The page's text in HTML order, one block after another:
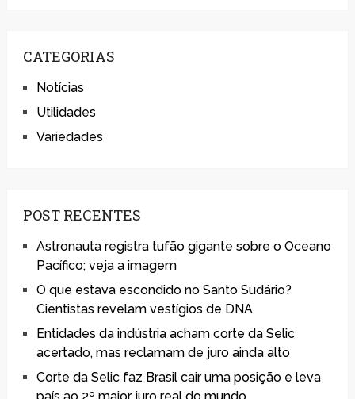
CATEGORIAS
Notícias
Utilidades
Variedades
POST RECENTES
Astronauta registra tufão gigante sobre o Oceano
Pacífico; veja a imagem
O que estava escondido no Santo Sudário?
Cientistas revelam vestígios de DNA
Entidades da indústria acham corte da Selic
acertado, mas reclamam de juro ainda alto
Corte da Selic faz Brasil cair uma posição e leva